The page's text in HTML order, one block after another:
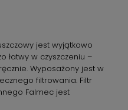
jest wyjątkowo
łatwy w czyszczeniu –
Wyposażony jest w
filtrowania. Filtr
Falmec jest